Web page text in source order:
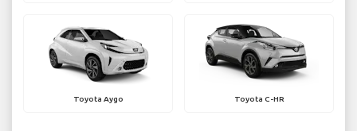
Toyota Aygo Toyota C-HR